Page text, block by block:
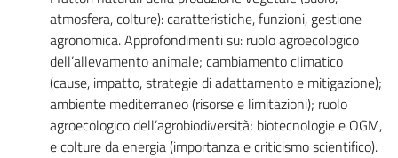
atmosfera, colture): caratteristiche, funzioni, gestione
agronomica. Approfondimenti su: ruolo agroecologico
dell’allevamento animale; cambiamento climatico
(cause, impatto, strategie di adattamento e mitigazione);
ambiente mediterraneo (risorse e limitazioni); ruolo
agroecologico dell’agrobiodiversità; biotecnologie e OGM,
e colture da energia (importanza e criticismo scientifico).